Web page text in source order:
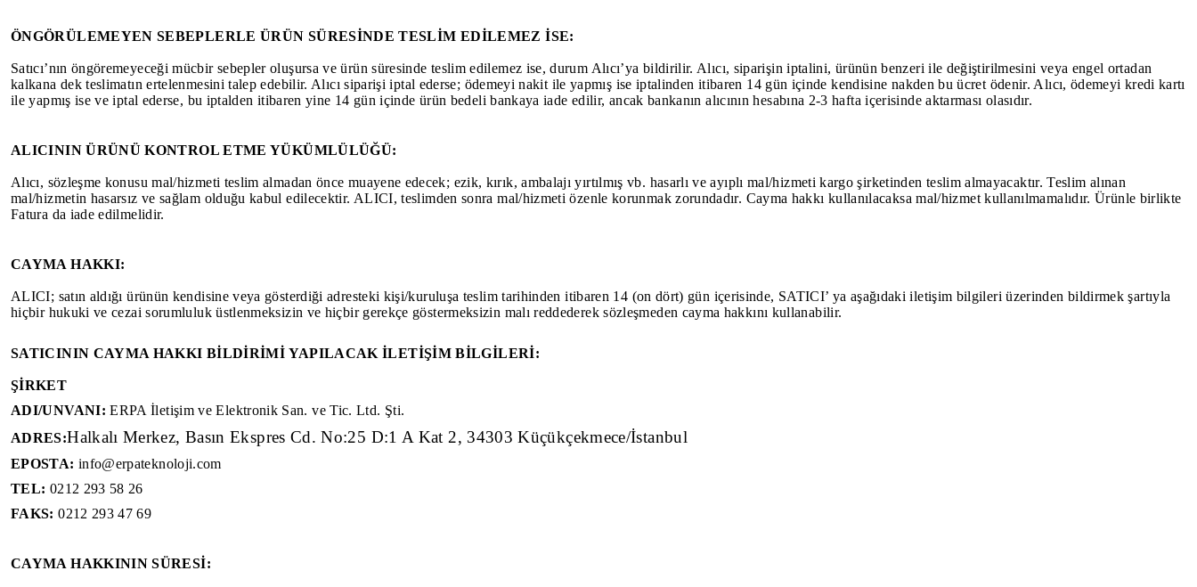
ÖNGÖRÜLEMEYEN SEBEPLERLE ÜRÜN SÜRESİNDE TESLİM EDİLEMEZ İSE:
Satıcı’nın öngöremeyeceği mücbir sebepler oluşursa ve ürün süresinde teslim edilemez ise, durum Alıcı’ya bildirilir. Alıcı, siparişin iptalini, ürünün benzeri ile değiştirilmesini veya engel ortadan
kalkana dek teslimatın ertelenmesini talep edebilir. Alıcı siparişi iptal ederse; ödemeyi nakit ile yapmış ise iptalinden itibaren 14 gün içinde kendisine nakden bu ücret ödenir. Alıcı, ödemeyi kredi kartı
ile yapmış ise ve iptal ederse, bu iptalden itibaren yine 14 gün içinde ürün bedeli bankaya iade edilir, ancak bankanın alıcının hesabına 2-3 hafta içerisinde aktarması olasıdır.
ALICININ ÜRÜNÜ KONTROL ETME YÜKÜMLÜLÜĞÜ:
Alıcı, sözleşme konusu mal/hizmeti teslim almadan önce muayene edecek; ezik, kırık, ambalajı yırtılmış vb. hasarlı ve ayıplı mal/hizmeti kargo şirketinden teslim almayacaktır. Teslim alınan
mal/hizmetin hasarsız ve sağlam olduğu kabul edilecektir. ALICI, teslimden sonra mal/hizmeti özenle korunmak zorundadır. Cayma hakkı kullanılacaksa mal/hizmet kullanılmamalıdır. Ürünle birlikte
Fatura da iade edilmelidir.
CAYMA HAKKI:
ALICI; satın aldığı ürünün kendisine veya gösterdiği adresteki kişi/kuruluşa teslim tarihinden itibaren 14 (on dört) gün içerisinde, SATICI’ ya aşağıdaki iletişim bilgileri üzerinden bildirmek şartıyla
hiçbir hukuki ve cezai sorumluluk üstlenmeksizin ve hiçbir gerekçe göstermeksizin malı reddederek sözleşmeden cayma hakkını kullanabilir.
SATICININ CAYMA HAKKI BİLDİRİMİ YAPILACAK İLETİŞİM BİLGİLERİ:
ŞİRKET
ADI/UNVANI:ERPA İletişim ve Elektronik San. ve Tic. Ltd. Şti.
ADRES:Halkalı Merkez, Basın Ekspres Cd. No:25 D:1 A Kat 2, 34303 Küçükçekmece/İstanbul
EPOSTA: info@erpateknoloji.com
TEL: 0212 293 58 26
FAKS: 0212 293 47 69
CAYMA HAKKININ SÜRESİ: